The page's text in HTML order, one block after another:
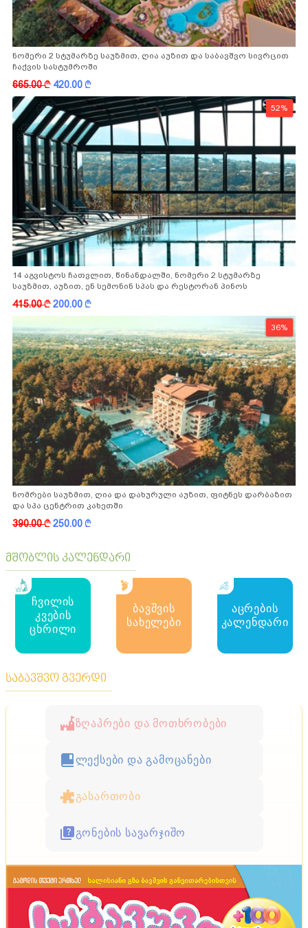
ნომერი 2 სტუმარზე საუზმით, ღია აუზით და საბავშვო სივრცით
ჩაქვის სასტუმროში
665.00k 420.00k
52%
14 აგვისტოს ჩათვლით, წინანდალში, ნომერი 2 სტუმარზე
საუზმით, აუზით, ენ სემონინ სპას და რესტორან პინოს
ფასდაკლებით
415.00k200.00k
36%
ნომრები საუზმით, ღია და დახურული აუზით, ფიტნეს დარბაზით
და სპა ცენტრით კახეთში
390.00k250.00k
მშობლის კალენდარი
ჩვილის
კვების
ცხრილი
ბავშვის
სახელები
აცრების
კალენდარი
საბავშვო გვერდი
ზღაპრები და მოთხრობები
ლექსები და გამოცანები
გასართობი
გონების სავარჯიშო